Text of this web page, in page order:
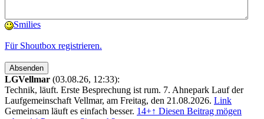
Smilies
Für Shoutbox registrieren.
LGVellmar (03.08.26, 12:33):
Technik, läuft. Erste Besprechung ist rum. 7. Ahnepark Lauf der
Laufgemeinschaft Vellmar, am Freitag, den 21.08.2026. Link
Gemeinsam läuft es einfach besser. 14+↑ Diesen Beitrag mögen